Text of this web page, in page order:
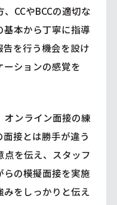
CCやBCCの適切な
本から丁寧に指導
告を行う機会を設け
ーションの感覚を
オンライン面接の練
接とは勝手が違う
点を伝え、スタッフ
らの模擬面接を実施
をしっかりと伝え